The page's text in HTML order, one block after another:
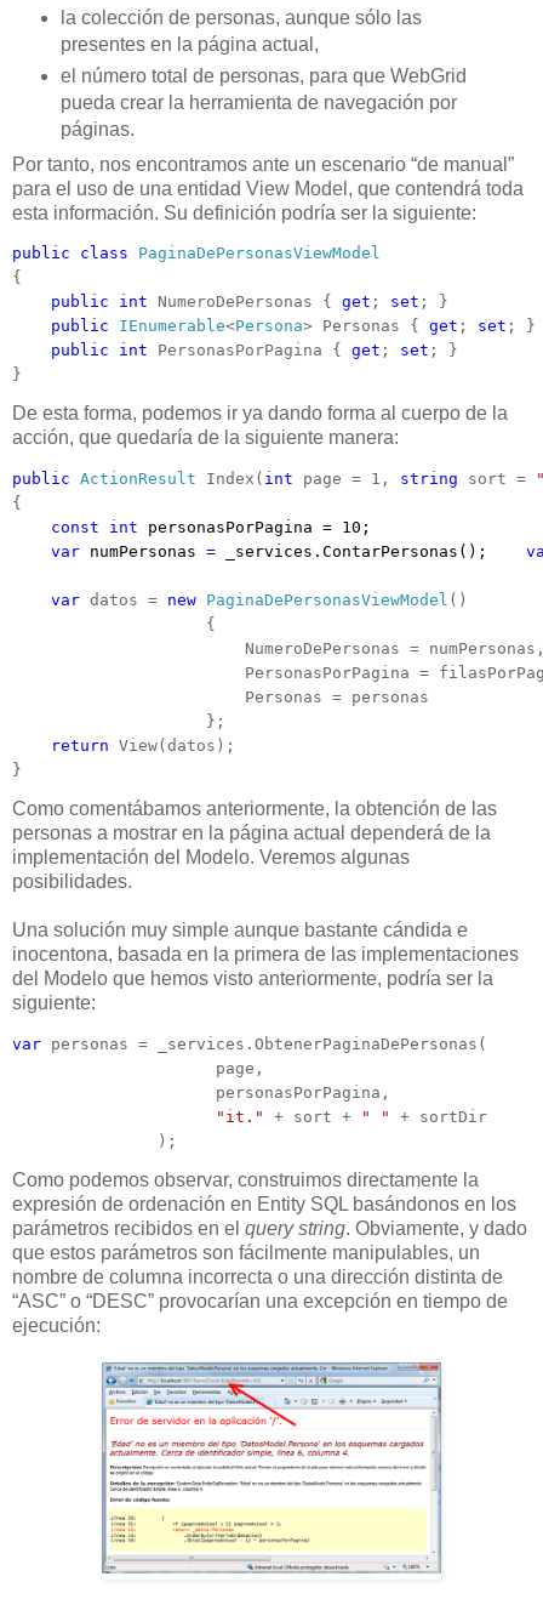
la colección de personas, aunque sólo las
presentes en la página actual,
el número total de personas, para que WebGrid
pueda crear la herramienta de navegación por
páginas.
Por tanto, nos encontramos ante un escenario “de manual”
para el uso de una entidad View Model, que contendrá toda
esta información. Su definición podría ser la siguiente:
public class
PaginaDePersonasViewModel
{
public
int NumeroDePersonas { get ; set ; }
public
IEnumerable<Persona> Personas { get ; set ; }
public
int PersonasPorPagina { get ; set ; }
}
De esta forma, podemos ir ya dando forma al cuerpo de la
acción, que quedaría de la siguiente manera:
public ActionResult Index( int page = 1, string sort =
{
const
int
personasPorPagina = 10;
    var
numPersonas = _services.ContarPersonas();
var datos = new PaginaDePersonasViewModel ()
{
NumeroDePersonas =
PersonasPorPagina =
Personas = personas
};
return View(datos);
}
Como comentábamos anteriormente, la obtención de las
personas a mostrar en la página actual dependerá de la
implementación del Modelo. Veremos algunas
posibilidades.
Una solución muy simple aunque bastante cándida e
inocentona, basada en la primera de las implementaciones
del Modelo que hemos visto anteriormente, podría ser la
siguiente:
var personas = _services.ObtenerPaginaDePersonas(
                     page,
                     personasPorPagina,
"it."
+ sort + " "
+ sortDir
               );
Como podemos observar, construimos directamente la
expresión de ordenación en Entity SQL basándonos en los
parámetros recibidos en el query string. Obviamente, y dado
que estos parámetros son fácilmente manipulables, un
nombre de columna incorrecta o una dirección distinta de
“ASC” o “DESC” provocarían una excepción en tiempo de
ejecución: